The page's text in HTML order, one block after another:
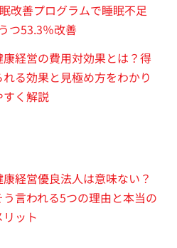
改善プログラムで睡眠不足
つ53.3％改善
康経営の費用対効果とは？得
れる効果と見極め方をわかり
すく解説
康経営優良法人は意味ない？
う言われる5つの理由と本当の
リット